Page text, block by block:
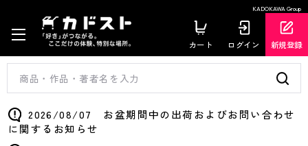
KADOKAWA Group
カート ログイン 新規登録
2026/08/07 お盆期間中の出荷およびお問い合わせ
に関するお知らせ